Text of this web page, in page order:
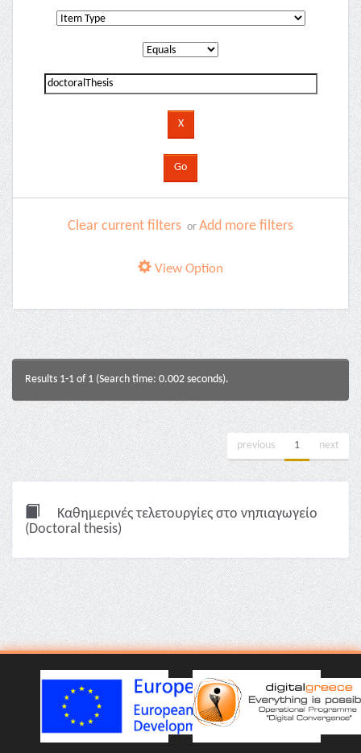
Clear current filters or Add more filters
View Option
Results 1-1 of 1 (Search time: 0.002 seconds).
previous 1 next
Καθημερινές τελετουργίες στο νηπιαγωγείο
(Doctoral thesis)